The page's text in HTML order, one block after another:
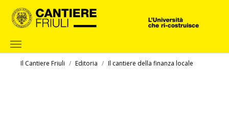
Skip to main content
Il Cantiere Friuli Editoria Il cantiere della finanza locale